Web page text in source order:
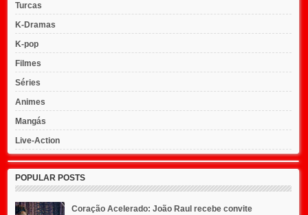
Turcas
K-Dramas
K-pop
Filmes
Séries
Animes
Mangás
Live-Action
POPULAR POSTS
Coração Acelerado: João Raul recebe convite